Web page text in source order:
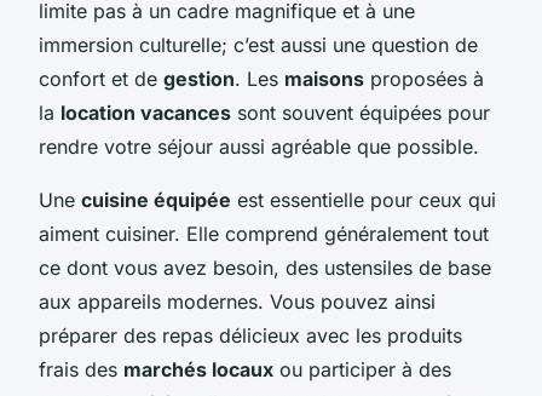
limite pas à un cadre magnifique et à une
immersion culturelle; c’est aussi une question de
confort et de gestion. Les maisons proposées à
la location vacances sont souvent équipées pour
rendre votre séjour aussi agréable que possible.
Une cuisine équipée est essentielle pour ceux qui
aiment cuisiner. Elle comprend généralement tout
ce dont vous avez besoin, des ustensiles de base
aux appareils modernes. Vous pouvez ainsi
préparer des repas délicieux avec les produits
frais des marchés locaux ou participer à des